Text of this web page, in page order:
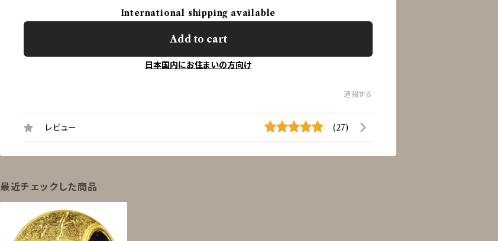
International shipping available
Add to cart
日本国内にお住まいの方向け
通報する
レビュー (27)
最近チェックした商品